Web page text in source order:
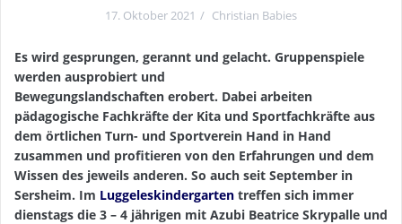
17. Oktober 2021 Christian Babies
Es wird gesprungen, gerannt und gelacht. Gruppenspiele
werden ausprobiert und
Bewegungslandschaften erobert. Dabei arbeiten
pädagogische Fachkräfte der Kita und Sportfachkräfte aus
dem örtlichen Turn- und Sportverein Hand in Hand
zusammen und profitieren von den Erfahrungen und dem
Wissen des jeweils anderen. So auch seit September in
Sersheim. Im Luggeleskindergarten treffen sich immer
dienstags die 3 – 4 jährigen mit Azubi Beatrice Skrypalle und